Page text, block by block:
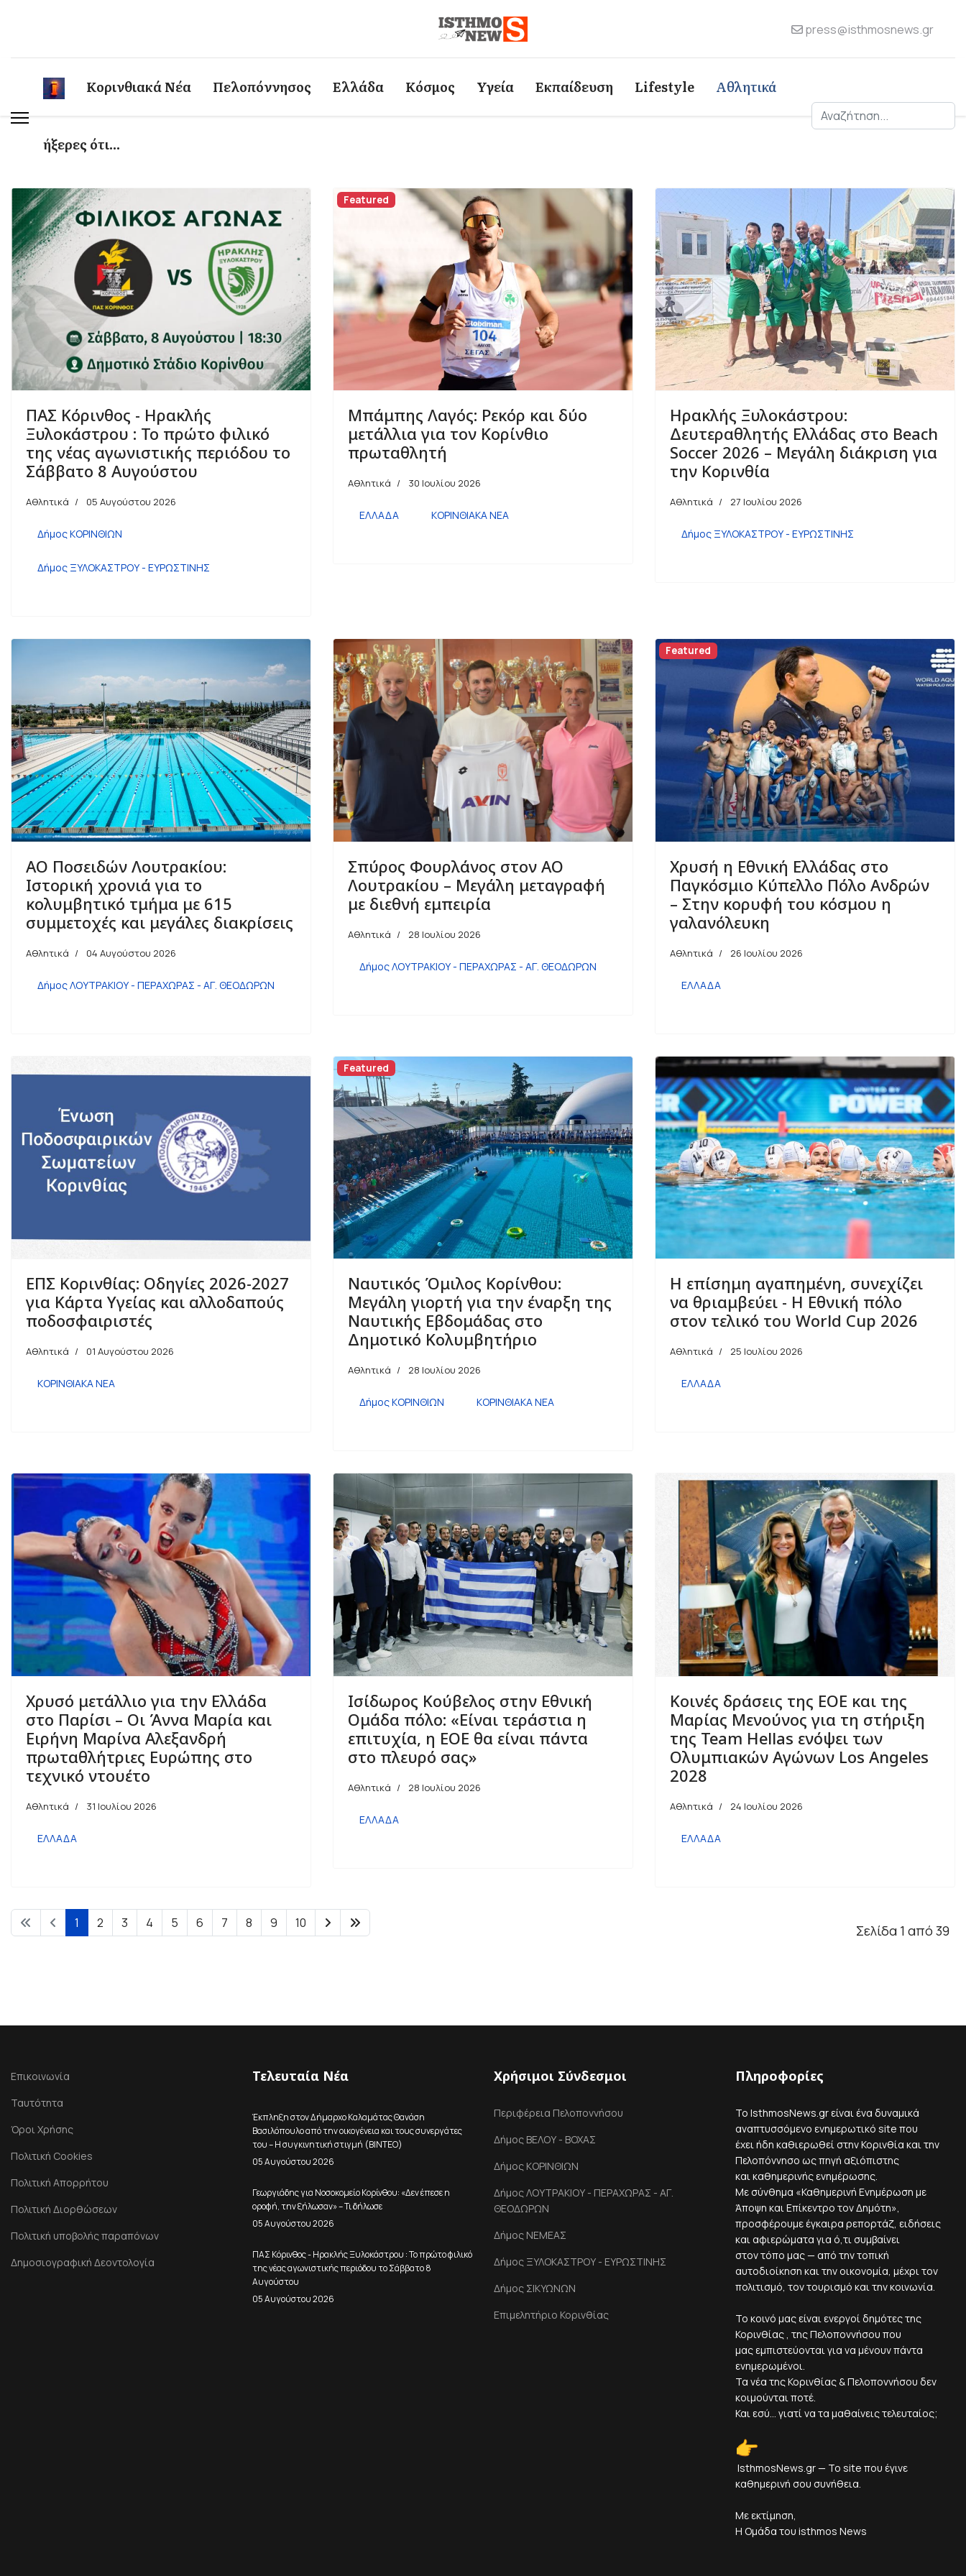
press@isthmosnews.gr
Κορινθιακά Νέα Πελοπόννησος Ελλάδα Κόσμος Υγεία Εκπαίδευση Lifestyle Αθλητικά
ήξερες ότι...
Αναζήτηση
ΠΑΣ Κόρινθος - Ηρακλής
Ξυλοκάστρου : Το πρώτο φιλικό
της νέας αγωνιστικής περιόδου το
Σάββατο 8 Αυγούστου
Αθλητικά 05 Αυγούστου 2026
Δήμος ΚΟΡΙΝΘΙΩΝ
Δήμος ΞΥΛΟΚΑΣΤΡΟΥ - ΕΥΡΩΣΤΙΝΗΣ
Featured
Μπάμπης Λαγός: Ρεκόρ και δύο
μετάλλια για τον Κορίνθιο
πρωταθλητή
Αθλητικά 30 Ιουλίου 2026
ΕΛΛΑΔΑ ΚΟΡΙΝΘΙΑΚΑ ΝΕΑ
Ηρακλής Ξυλοκάστρου:
Δευτεραθλητής Ελλάδας στο Beach
Soccer 2026 – Μεγάλη διάκριση για
την Κορινθία
Αθλητικά 27 Ιουλίου 2026
Δήμος ΞΥΛΟΚΑΣΤΡΟΥ - ΕΥΡΩΣΤΙΝΗΣ
ΑΟ Ποσειδών Λουτρακίου:
Ιστορική χρονιά για το
κολυμβητικό τμήμα με 615
συμμετοχές και μεγάλες διακρίσεις
Αθλητικά 04 Αυγούστου 2026
Δήμος ΛΟΥΤΡΑΚΙΟΥ - ΠΕΡΑΧΩΡΑΣ - ΑΓ. ΘΕΟΔΩΡΩΝ
Σπύρος Φουρλάνος στον ΑΟ
Λουτρακίου – Μεγάλη μεταγραφή
με διεθνή εμπειρία
Αθλητικά 28 Ιουλίου 2026
Δήμος ΛΟΥΤΡΑΚΙΟΥ - ΠΕΡΑΧΩΡΑΣ - ΑΓ. ΘΕΟΔΩΡΩΝ
Featured
Χρυσή η Εθνική Ελλάδας στο
Παγκόσμιο Κύπελλο Πόλο Ανδρών
– Στην κορυφή του κόσμου η
γαλανόλευκη
Αθλητικά 26 Ιουλίου 2026
ΕΛΛΑΔΑ
ΕΠΣ Κορινθίας: Οδηγίες 2026-2027
για Κάρτα Υγείας και αλλοδαπούς
ποδοσφαιριστές
Αθλητικά 01 Αυγούστου 2026
ΚΟΡΙΝΘΙΑΚΑ ΝΕΑ
Featured
Ναυτικός Όμιλος Κορίνθου:
Μεγάλη γιορτή για την έναρξη της
Ναυτικής Εβδομάδας στο
Δημοτικό Κολυμβητήριο
Αθλητικά 28 Ιουλίου 2026
Δήμος ΚΟΡΙΝΘΙΩΝ ΚΟΡΙΝΘΙΑΚΑ ΝΕΑ
Η επίσημη αγαπημένη, συνεχίζει
να θριαμβεύει - Η Εθνική πόλο
στον τελικό του World Cup 2026
Αθλητικά 25 Ιουλίου 2026
ΕΛΛΑΔΑ
Χρυσό μετάλλιο για την Ελλάδα
στο Παρίσι – Οι Άννα Μαρία και
Ειρήνη Μαρίνα Αλεξανδρή
πρωταθλήτριες Ευρώπης στο
τεχνικό ντουέτο
Αθλητικά 31 Ιουλίου 2026
ΕΛΛΑΔΑ
Ισίδωρος Κούβελος στην Εθνική
Ομάδα πόλο: «Είναι τεράστια η
επιτυχία, η ΕΟΕ θα είναι πάντα
στο πλευρό σας»
Αθλητικά 28 Ιουλίου 2026
ΕΛΛΑΔΑ
Κοινές δράσεις της ΕΟΕ και της
Μαρίας Μενούνος για τη στήριξη
της Team Hellas ενόψει των
Ολυμπιακών Αγώνων Los Angeles
2028
Αθλητικά 24 Ιουλίου 2026
ΕΛΛΑΔΑ
Σελίδα 1 από 39
1 2 3 4 5 6 7 8 9 10
Επικοινωνία
Ταυτότητα
Όροι Χρήσης
Πολιτική Cookies
Πολιτική Απορρήτου
Πολιτική Διορθώσεων
Πολιτική υποβολής παραπόνων
Δημοσιογραφική Δεοντολογία
Τελευταία Νέα
Έκπληξη στον Δήμαρχο Καλαμάτας Θανάση
Βασιλόπουλο από την οικογένεια και τους συνεργάτες
του – Η συγκινητική στιγμή (ΒΙΝΤΕΟ)
05 Αυγούστου 2026
Γεωργιάδης για Νοσοκομείο Κορίνθου: «Δεν έπεσε η
οροφή, την ξήλωσαν» – Τι δήλωσε
05 Αυγούστου 2026
ΠΑΣ Κόρινθος - Ηρακλής Ξυλοκάστρου : Το πρώτο φιλικό
της νέας αγωνιστικής περιόδου το Σάββατο 8
Αυγούστου
05 Αυγούστου 2026
Χρήσιμοι Σύνδεσμοι
Περιφέρεια Πελοποννήσου
Δήμος ΒΕΛΟΥ - ΒΟΧΑΣ
Δήμος ΚΟΡΙΝΘΙΩΝ
Δήμος ΛΟΥΤΡΑΚΙΟΥ - ΠΕΡΑΧΩΡΑΣ - ΑΓ.
ΘΕΟΔΩΡΩΝ
Δήμος ΝΕΜΕΑΣ
Δήμος ΞΥΛΟΚΑΣΤΡΟΥ - ΕΥΡΩΣΤΙΝΗΣ
Δήμος ΣΙΚΥΩΝΩΝ
Επιμελητήριο Κορινθίας
Πληροφορίες
Το IsthmosNews.gr είναι ένα δυναμικά
αναπτυσσόμενο ενημερωτικό site που
έχει ήδη καθιερωθεί στην Κορινθία και την
Πελοπόννησο ως πηγή αξιόπιστης
και καθημερινής ενημέρωσης.
Με σύνθημα «Καθημερινή Ενημέρωση με
Άποψη και Επίκεντρο τον Δημότη»,
προσφέρουμε έγκαιρα ρεπορτάζ, ειδήσεις
και αφιερώματα για ό,τι συμβαίνει
στον τόπο μας — από την τοπική
αυτοδιοίκηση και την οικονομία, μέχρι τον
πολιτισμό, τον τουρισμό και την κοινωνία.
Το κοινό μας είναι ενεργοί δημότες της
Κορινθίας , της Πελοποννήσου που
μας εμπιστεύονται για να μένουν πάντα
ενημερωμένοι.
Τα νέα της Κορινθίας & Πελοποννήσου δεν
κοιμούνται ποτέ.
Και εσύ... γιατί να τα μαθαίνεις τελευταίος;
IsthmosNews.gr — Το site που έγινε
καθημερινή σου συνήθεια.
Με εκτίμηση,
Η Ομάδα του isthmos News